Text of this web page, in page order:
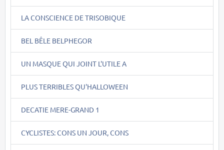
LA CONSCIENCE DE TRISOBIQUE
BEL BÊLE BELPHEGOR
UN MASQUE QUI JOINT L'UTILE A
PLUS TERRIBLES QU'HALLOWEEN
DECATIE MERE-GRAND 1
CYCLISTES: CONS UN JOUR, CONS